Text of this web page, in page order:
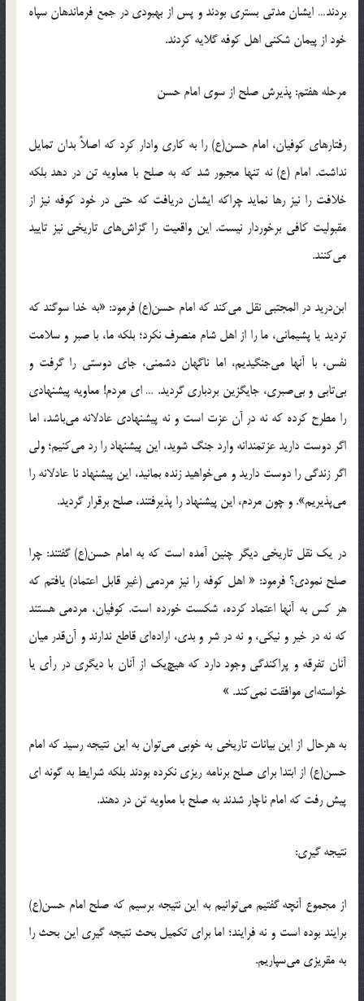
بردند… ایشان مدتی بستری بودند و پس از بهبودی در جمع فرماندهان سپاه
خود از پیمان شکنی اهل کوفه گلایه کردند.
مرحله هفتم: پذیرش صلح از سوی امام حسن
رفتارهای کوفیان، امام حسن(ع) را به کاری وادار کرد که اصلاً بدان تمایل
نداشت. امام (ع) نه تنها مجبور شد که به صلح با معاویه تن در دهد بلکه
خلافت را نیز رها نماید چراکه ایشان دریافت که حتی در خود کوفه نیز از
مقبولیت کافی برخوردار نیست. این واقعیت را گزاش‌های تاریخی نیز تایید
می‌کنند.
ابن‌درید در المجتبی نقل می‌کند که امام حسن(ع) فرمود: «به خدا سوگند که
تردید یا پشیمانی، ما را از اهل شام منصرف نکرد؛ بلکه ما، با صبر و سلامت
نفس، با آنها می‌جنگیدیم، اما ناگهان دشمنی، جای دوستی را گرفت و
بی‌تابی و بی‌صبری، جایگزین بردباری گردید. … ای مردم! معاویه پیشنهادی
را مطرح کرده که نه در آن عزت است و نه پیشنهادی عادلانه می‌باشد، اما
اگر دوست دارید عزتمندانه وارد جنگ شوید، این پیشنهاد را رد می‌کنیم؛ ولی
اگر زندگی را دوست دارید و می‌خواهید زنده بمانید، این پیشنهاد نا عادلانه را
می‌پذیریم». و چون مردم، این پیشنهاد را پذیرفتند، صلح برقرار گردید.
در یک نقل تاریخی دیگر چنین آمده است که به امام حسن(ع) گفتند: چرا
صلح نمودی؟ فرمود: « اهل کوفه را نیز مردمی (غیر قابل اعتماد) یافتم که
هر کس به آنها اعتماد کرده، شکست خورده است. کوفیان، مردمی هستند
که نه در خیر و نیکی، و نه در شر و بدی، اراده‌ای قاطع ندارند و آن‌قدر میان
آنان تفرقه و پراکندگی وجود دارد که هیچ‌یک از آنان با دیگری در رأی یا
خواسته‌ای موافقت نمی‌کند. »
به هرحال از این بیانات تاریخی به خوبی می‌توان به این نتیجه رسید که امام
حسن(ع) از ابتدا برای صلح برنامه ریزی نکرده بودند بلکه شرایط به گونه ای
پیش رفت که امام ناچار شدند به صلح با معاویه تن در دهند.
نتیجه گیری:
از مجموع آنچه گفتیم می‌توانیم به این نتیجه برسیم که صلح امام حسن(ع)
برایند بوده است و نه فرایند؛ اما برای تکمیل بحث نتیجه گیری این بحث را
به مقریزی می‌سپاریم.